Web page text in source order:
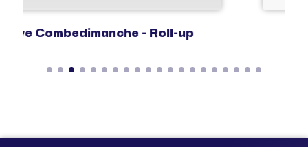
- Roll-up Concept Lacour -